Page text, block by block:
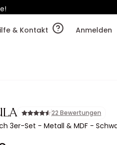
& Kontakt
Anmelden
22 Bewertungen
3er-Set - Metall & MDF -